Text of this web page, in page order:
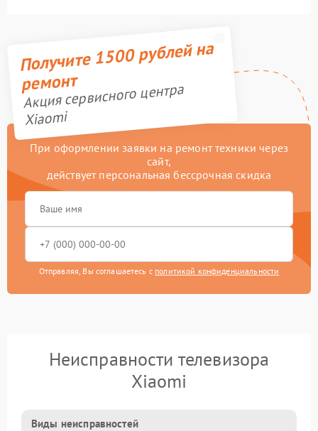
Получите 1500 рублей на
ремонт
Акция сервисного центра
Xiaomi
При оформлении заявки на ремонт техники через
сайт,
действует персональная бессрочная скидка
Отправляя, Вы соглашаетесь с политикой конфиденциальности
Неисправности телевизора
Xiaomi
Виды неисправностей